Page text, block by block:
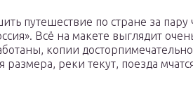
путешествие по стране за
Всё на макете выглядит
копии
размера, реки текут, поезда